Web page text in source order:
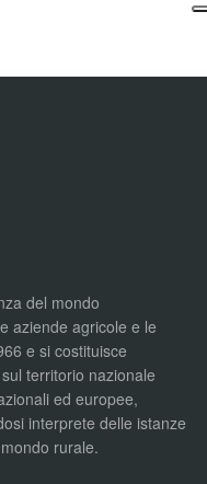
del mondo
aziende agricole e le
e si costituisce
territorio nazionale
ed europee,
interprete delle istanze
rurale.